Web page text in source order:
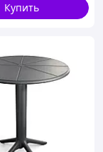
Купить